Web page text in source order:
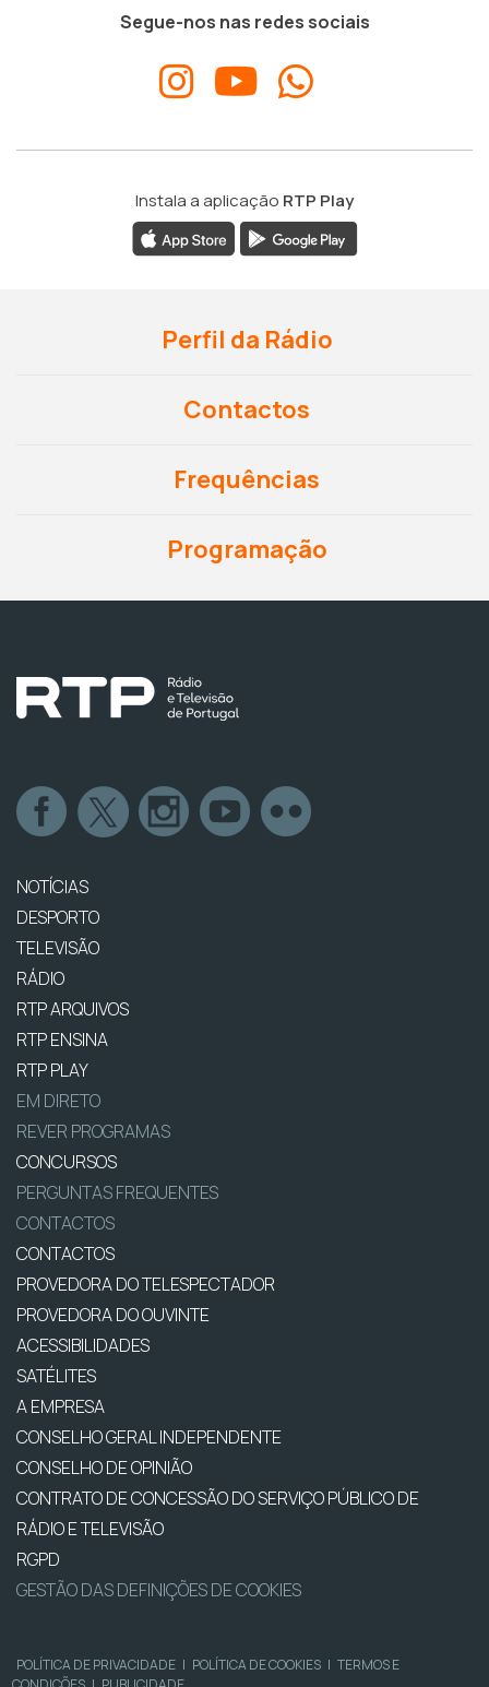
Segue-nos nas redes sociais
Instala a aplicação RTP Play
Perfil da Rádio
Contactos
Frequências
Programação
NOTÍCIAS
DESPORTO
TELEVISÃO
RÁDIO
RTP ARQUIVOS
RTP ENSINA
RTP PLAY
EM DIRETO
REVER PROGRAMAS
CONCURSOS
PERGUNTAS FREQUENTES
CONTACTOS
CONTACTOS
PROVEDORA DO TELESPECTADOR
PROVEDORA DO OUVINTE
ACESSIBILIDADES
SATÉLITES
A EMPRESA
CONSELHO GERAL INDEPENDENTE
CONSELHO DE OPINIÃO
CONTRATO DE CONCESSÃO DO SERVIÇO PÚBLICO DE
RÁDIO E TELEVISÃO
RGPD
GESTÃO DAS DEFINIÇÕES DE COOKIES
POLÍTICA DE PRIVACIDADE | POLÍTICA DE COOKIES | TERMOS E